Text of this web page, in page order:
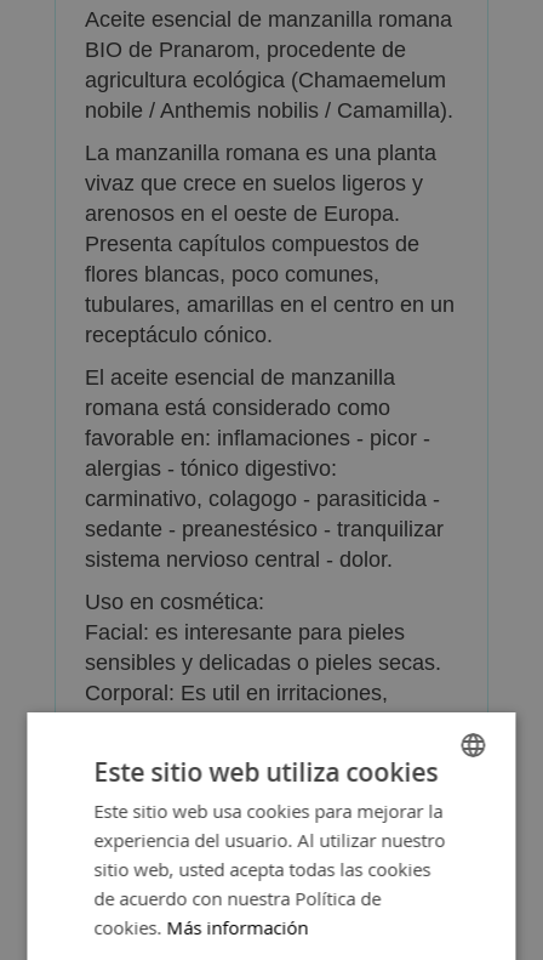
Aceite esencial de manzanilla romana
BIO de Pranarom, procedente de
agricultura ecológica (Chamaemelum
nobile / Anthemis nobilis / Camamilla).
La manzanilla romana es una planta
vivaz que crece en suelos ligeros y
arenosos en el oeste de Europa.
Presenta capítulos compuestos de
flores blancas, poco comunes,
tubulares, amarillas en el centro en un
receptáculo cónico.
El aceite esencial de manzanilla
romana está considerado como
favorable en: inflamaciones - picor -
alergias - tónico digestivo:
carminativo, colagogo - parasiticida -
sedante - preanestésico - tranquilizar
sistema nervioso central - dolor.
Uso en cosmética:
Facial: es interesante para pieles
sensibles y delicadas o pieles secas.
Corporal: Es util en irritaciones,
Los aceites esenciales de Pranarom
proceden de plantas aromáticas
botánicamente certificadas y cuentan
con certificado AEQT (Aceite Esencial
Quimiotipado).
SPANISH
ENGLISH
Este sitio web utiliza cookies
Este sitio web usa cookies para mejorar la
experiencia del usuario. Al utilizar nuestro
sitio web, usted acepta todas las cookies
de acuerdo con nuestra Política de
cookies. Más información